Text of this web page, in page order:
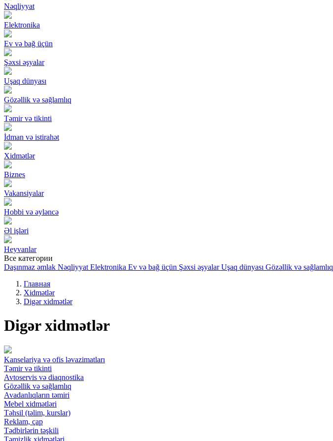
Nəqliyyat
Elektronika
Ev və bağ üçün
Şəxsi əşyalar
Uşaq dünyası
Gözəllik və sağlamlıq
Təmir və tikinti
İdman və istirahət
Xidmətlər
Biznes
Vakansiyalar
Hobbi və əyləncə
Əl işləri
Heyvanlar
Все категории
Daşınmaz əmlak Nəqliyyat Elektronika Ev və bağ üçün Şəxsi əşyalar Uşaq dünyası Gözəllik və sağlamlıq
Главная
Xidmətlər
Digər xidmətlər
Digər xidmətlər
Kanselariya və ofis ləvazimatları
Təmir və tikinti
Avtoservis və diaqnostika
Gözəllik və sağlamlıq
Avadanlıqların təmiri
Mebel xidmətləri
Təhsil (təlim, kurslar)
Reklam, çap
Tədbirlərin təşkili
Təmizlik xidmətləri